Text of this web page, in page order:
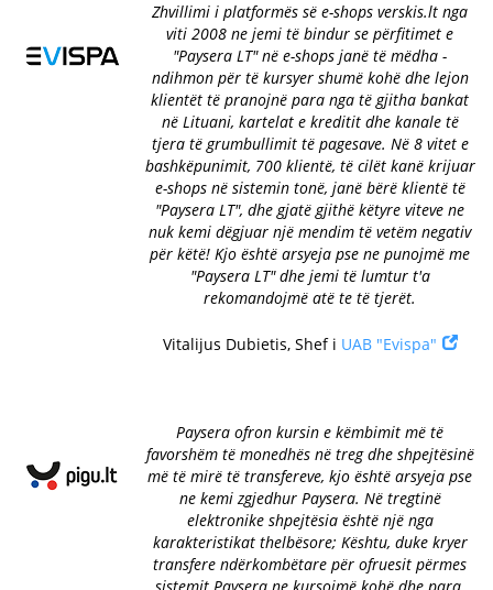
Zhvillimi i platformës së e-shops verskis.lt nga
viti 2008 ne jemi të bindur se përfitimet e
"Paysera LT" në e-shops janë të mëdha -
ndihmon për të kursyer shumë kohë dhe lejon
klientët të pranojnë para nga të gjitha bankat
në Lituani, kartelat e kreditit dhe kanale të
tjera të grumbullimit të pagesave. Në 8 vitet e
bashkëpunimit, 700 klientë, të cilët kanë krijuar
e-shops në sistemin tonë, janë bërë klientë të
"Paysera LT", dhe gjatë gjithë këtyre viteve ne
nuk kemi dëgjuar një mendim të vetëm negativ
për këtë! Kjo është arsyeja pse ne punojmë me
"Paysera LT" dhe jemi të lumtur t'a
rekomandojmë atë te të tjerët.
Vitalijus Dubietis, Shef i UAB "Evispa"
Paysera ofron kursin e këmbimit më të
favorshëm të monedhës në treg dhe shpejtësinë
më të mirë të transfereve, kjo është arsyeja pse
ne kemi zgjedhur Paysera. Në tregtinë
elektronike shpejtësia është një nga
karakteristikat thelbësore; Kështu, duke kryer
transfere ndërkombëtare për ofruesit përmes